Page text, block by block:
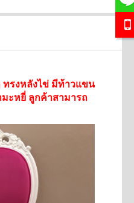
ทรงหลังไข่ มีท้าวแขน
ะหยี่ ลูกค้าสามารถ